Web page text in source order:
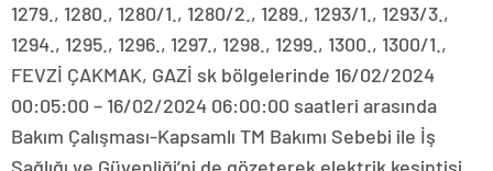
1279., 1280., 1280/1., 1280/2., 1289., 1293/1., 1293/3.,
1294., 1295., 1296., 1297., 1298., 1299., 1300., 1300/1.,
FEVZİ ÇAKMAK, GAZİ sk bölgelerinde 16/02/2024
00:05:00 – 16/02/2024 06:00:00 saatleri arasında
Bakım Çalışması-Kapsamlı TM Bakımı Sebebi ile İş